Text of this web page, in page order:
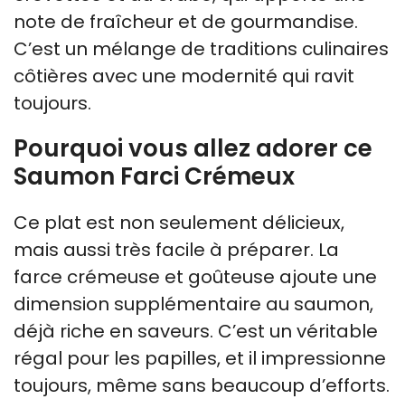
note de fraîcheur et de gourmandise.
C’est un mélange de traditions culinaires
côtières avec une modernité qui ravit
toujours.
Pourquoi vous allez adorer ce
Saumon Farci Crémeux
Ce plat est non seulement délicieux,
mais aussi très facile à préparer. La
farce crémeuse et goûteuse ajoute une
dimension supplémentaire au saumon,
déjà riche en saveurs. C’est un véritable
régal pour les papilles, et il impressionne
toujours, même sans beaucoup d’efforts.